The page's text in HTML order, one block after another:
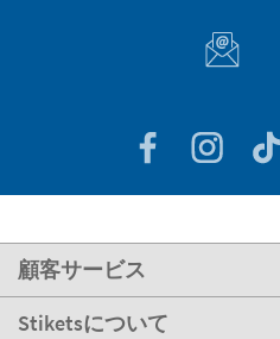
顧客サービス
Stiketsについて